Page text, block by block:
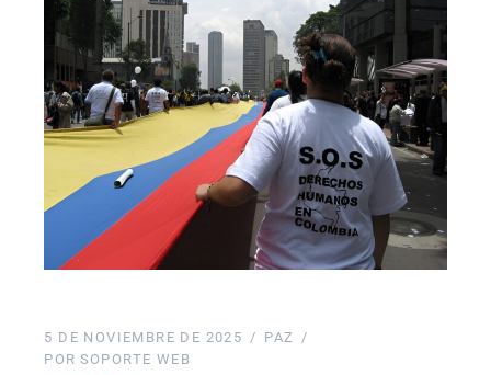
5 DE NOVIEMBRE DE 2025
PAZ
POR SOPORTE WEB